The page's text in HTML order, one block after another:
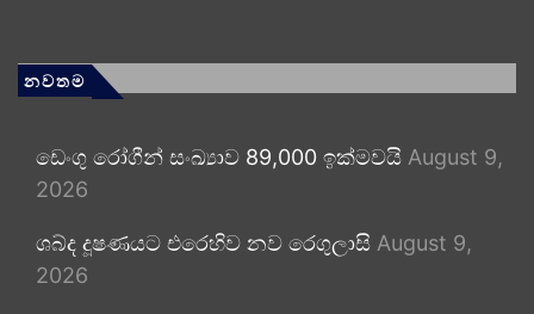
නවතම
ඩෙංගු රෝගීන් සංඛ්‍යාව 89,000 ඉක්මවයි August 9,
2026
ශබ්ද දූෂණයට එරෙහිව නව රෙගුලාසි August 9,
2026